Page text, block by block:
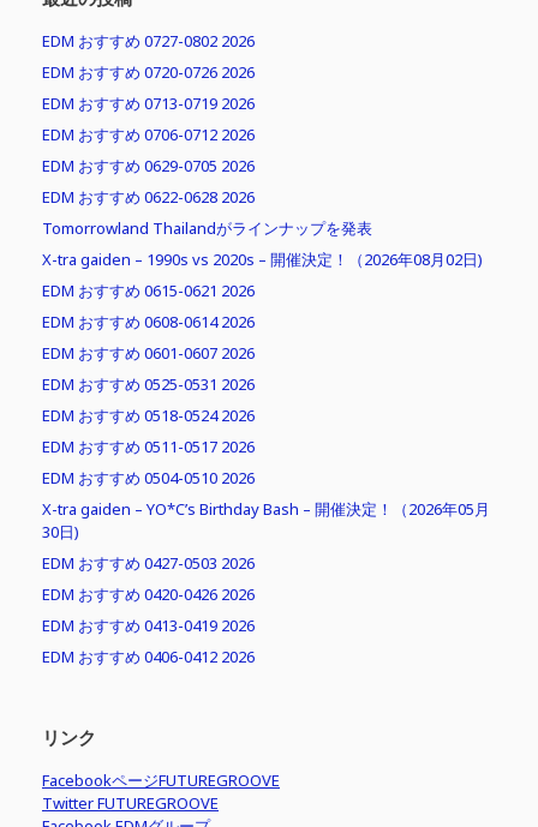
EDM おすすめ 0727-0802 2026
EDM おすすめ 0720-0726 2026
EDM おすすめ 0713-0719 2026
EDM おすすめ 0706-0712 2026
EDM おすすめ 0629-0705 2026
EDM おすすめ 0622-0628 2026
Tomorrowland Thailandがラインナップを発表
X-tra gaiden – 1990s vs 2020s – 開催決定！（2026年08月02日)
EDM おすすめ 0615-0621 2026
EDM おすすめ 0608-0614 2026
EDM おすすめ 0601-0607 2026
EDM おすすめ 0525-0531 2026
EDM おすすめ 0518-0524 2026
EDM おすすめ 0511-0517 2026
EDM おすすめ 0504-0510 2026
X-tra gaiden – YO*C’s Birthday Bash – 開催決定！（2026年05月
30日)
EDM おすすめ 0427-0503 2026
EDM おすすめ 0420-0426 2026
EDM おすすめ 0413-0419 2026
EDM おすすめ 0406-0412 2026
リンク
FacebookページFUTUREGROOVE
Twitter FUTUREGROOVE